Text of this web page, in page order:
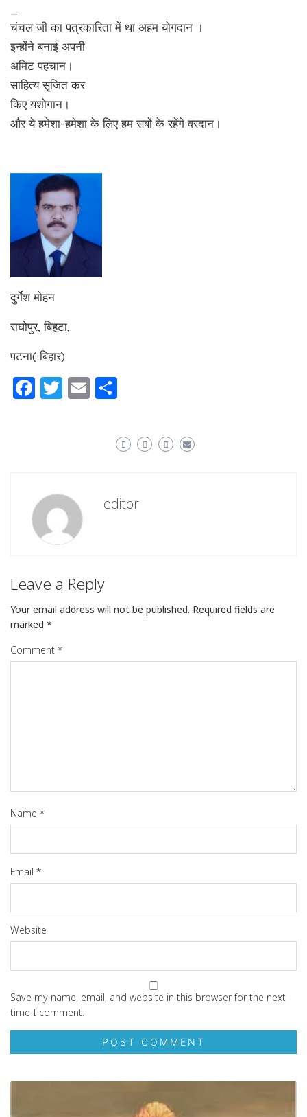
चंचल जी का पत्रकारिता में था अहम योगदान ।
इन्होंने बनाई अपनी
अमिट पहचान।
साहित्य सृजित कर
किए यशोगान।
और ये हमेशा-हमेशा के लिए हम सबों के रहेंगे वरदान।
दुर्गेश मोहन
राघोपुर, बिहटा,
पटना( बिहार)
Facebook
Twitter
Email
editor
Leave a Reply
Your email address will not be published. Required fields are
marked *
Comment *
Name *
Email *
Website
Save my name, email, and website in this browser for the next
time I comment.